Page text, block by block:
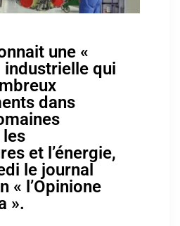
une «
industrielle qui
dans
et l’énergie,
le journal
« l’Opinione
».